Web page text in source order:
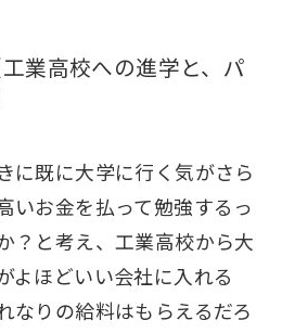
工業高校への進学と、パ
に既に大学に行く気がさら
いお金を払って勉強するっ
？と考え、工業高校から大
よほどいい会社に入れる
なりの給料はもらえるだろ